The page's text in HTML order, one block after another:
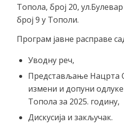
Топола, број 20,
број 9 у Тополи.
Програм јавне расправе
Уводну реч,
Представљање Нацрта
измени и допуни
Топола за 2025. годину,
Дискусија и закључак.